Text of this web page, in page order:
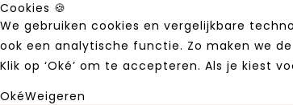
Cookies 🍪
We gebruiken cookies en vergelijkbare
ook een analytische functie. Zo maken we
Klik op ‘Oké’ om te accepteren. Als je kiest
OkéWeigeren